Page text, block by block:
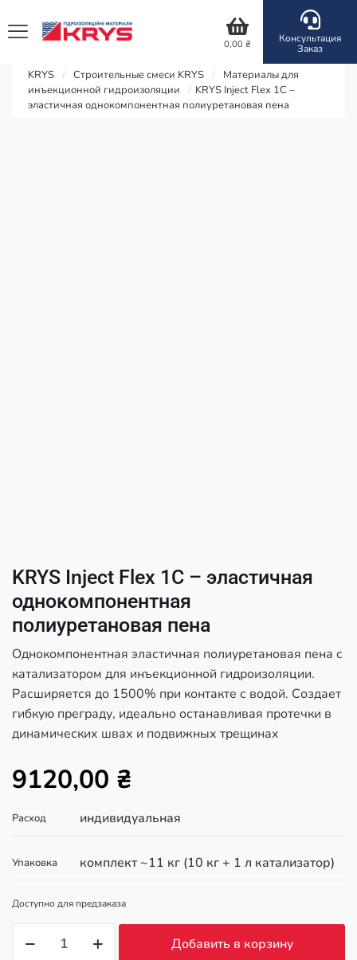
0,00 ₴
Консультация
Заказ
KRYS / Строительные смеси KRYS /
Материалы для
инъекционной гидроизоляции
/ KRYS Inject Flex 1C –
эластичная однокомпонентная полиуретановая пена
KRYS Inject Flex 1C – эластичная
однокомпонентная
полиуретановая пена
Однокомпонентная эластичная полиуретановая пена с
катализатором для инъекционной гидроизоляции.
Расширяется до 1500% при контакте с водой. Создает
гибкую преграду, идеально останавливая протечки в
динамических швах и подвижных трещинах
9120,00 ₴
Расход индивидуальная
Упаковка комплект ~11 кг (10 кг + 1 л катализатор)
Доступно для предзаказа
товара
Добавить в корзину